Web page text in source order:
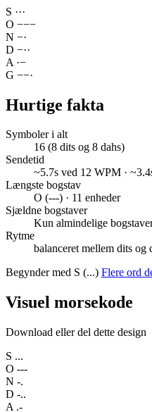
S ···
O −−−
N −·
D −··
A ·−
G −−·
Hurtige fakta
Symboler i alt
16 (8 dits og 8 dahs)
Sendetid
~5.7s ved 12 WPM ·
Længste bogstav
O (---) · 11 enheder
Sjældne bogstaver
Kun almindelige
Rytme
balanceret mellem dits og
Begynder med S (...) Flere ord
Visuel morsekode
Download eller del dette design
S ...
O ---
N -.
D -..
A .-